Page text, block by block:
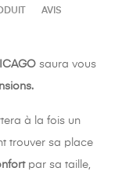
AVIS
saura vous
à la fois un
trouver sa place
par sa taille,